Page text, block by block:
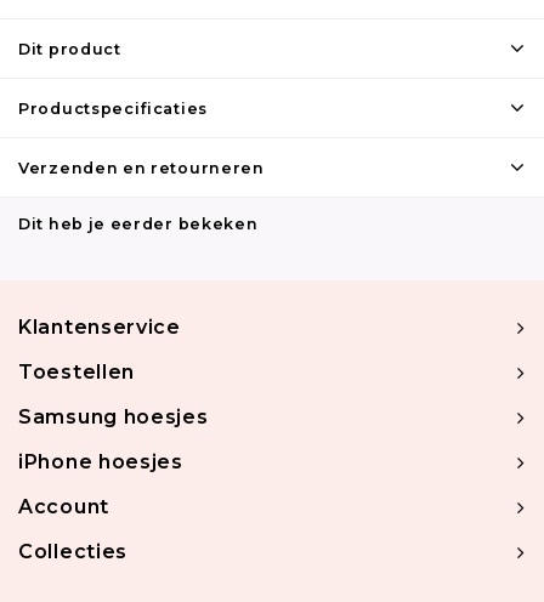
Dit product
Productspecificaties
Verzenden en retourneren
Dit heb je eerder bekeken
Klantenservice
Toestellen
Samsung hoesjes
iPhone hoesjes
Account
Collecties